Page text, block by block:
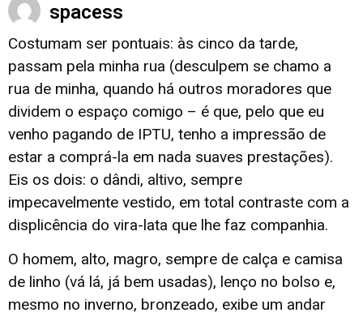
spacess
Costumam ser pontuais: às cinco da tarde,
passam pela minha rua (desculpem se chamo a
rua de minha, quando há outros moradores que
dividem o espaço comigo – é que, pelo que eu
venho pagando de IPTU, tenho a impressão de
estar a comprá-la em nada suaves prestações).
Eis os dois: o dândi, altivo, sempre
impecavelmente vestido, em total contraste com a
displicência do vira-lata que lhe faz companhia.
O homem, alto, magro, sempre de calça e camisa
de linho (vá lá, já bem usadas), lenço no bolso e,
mesmo no inverno, bronzeado, exibe um andar